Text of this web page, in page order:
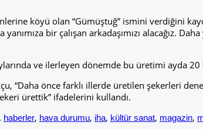
köyü olan “Gümüştuğ” ismini verdiğini
bir çalışan arkadaşımızı alacağız.
ve ilerleyen dönemde bu üretimi ayda
“Daha önce farklı illerde üretilen şekerleri
ürettik” ifadelerini kullandı.
, haberler, hava durumu, iha, kültür sanat, magazin,